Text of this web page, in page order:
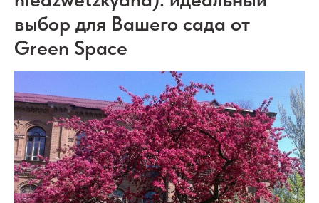
выбор для Вашего сада от
Green Space